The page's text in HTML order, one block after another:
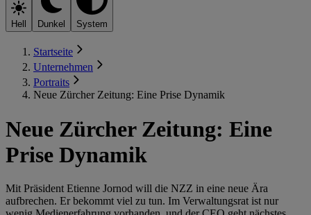
Hell Dunkel System
Startseite
Unternehmen
Portraits
Neue Zürcher Zeitung: Eine Prise Dynamik
Neue Zürcher Zeitung: Eine
Prise Dynamik
Mit Präsident Etienne Jornod will die NZZ in eine neue Ära
aufbrechen. Er bekommt viel zu tun. Im Verwaltungsrat ist nur